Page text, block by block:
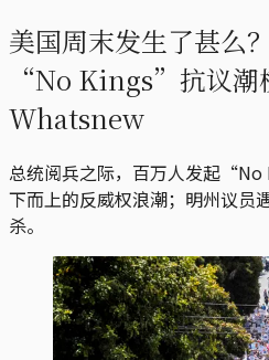
美国周末发生了甚么
“No Kings”抗议潮
Whatsnew
总统阅兵之际，百万人发起
下而上的反威权浪潮；明州议员
杀。